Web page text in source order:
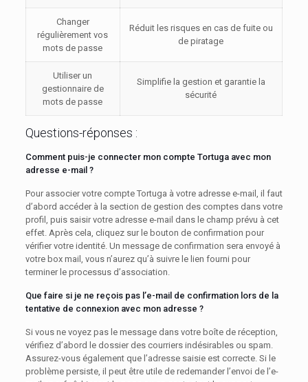
Changer
régulièrement vos
mots de passe
Réduit les risques en cas de fuite ou
de piratage
Utiliser un
gestionnaire de
mots de passe
Simplifie la gestion et garantie la
sécurité
Questions-réponses :
Comment puis-je connecter mon compte Tortuga avec mon
adresse e-mail ?
Pour associer votre compte Tortuga à votre adresse e-mail, il faut
d’abord accéder à la section de gestion des comptes dans votre
profil, puis saisir votre adresse e-mail dans le champ prévu à cet
effet. Après cela, cliquez sur le bouton de confirmation pour
vérifier votre identité. Un message de confirmation sera envoyé à
votre box mail, vous n’aurez qu’à suivre le lien fourni pour
terminer le processus d’association.
Que faire si je ne reçois pas l’e-mail de confirmation lors de la
tentative de connexion avec mon adresse ?
Si vous ne voyez pas le message dans votre boîte de réception,
vérifiez d’abord le dossier des courriers indésirables ou spam.
Assurez-vous également que l’adresse saisie est correcte. Si le
problème persiste, il peut être utile de redemander l’envoi de l’e-